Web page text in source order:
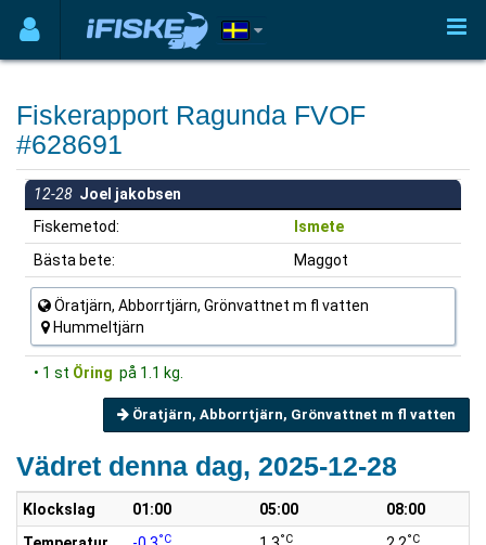
Fiskerapport Ragunda FVOF
#628691
12-28 Joel jakobsen
Fiskemetod:
Ismete
Bästa bete:
Maggot
Öratjärn, Abborrtjärn, Grönvattnet m fl vatten
Hummeltjärn
• 1 st Öring på 1.1 kg.
Öratjärn, Abborrtjärn, Grönvattnet m fl vatten
Vädret denna dag, 2025-12-28
Klockslag 01:00 05:00
08:00
°C °C °C